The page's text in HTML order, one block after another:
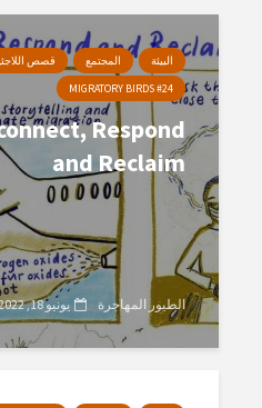
البيئة المجتمع
قصص
MIGRATORY BIRDS #24
Respond
and Reclaim
الطيور المهاجرة يونيو 18, 2022